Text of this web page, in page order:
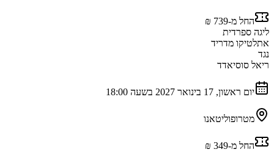
החל מ-‏739 ‏₪
ליגה ספרדית
אתלטיקו מדריד
נגד
ריאל סוסיאדד
יום ראשון, 17 בינואר 2027 בשעה 18:00
מטרופוליטאנו
החל מ-‏349 ‏₪